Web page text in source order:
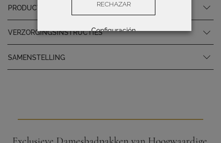
PRODUCTSPECIFICATIES
VERZORGINGSINSTRUCTIES
SAMENSTELLING
RECHAZAR
Configuración